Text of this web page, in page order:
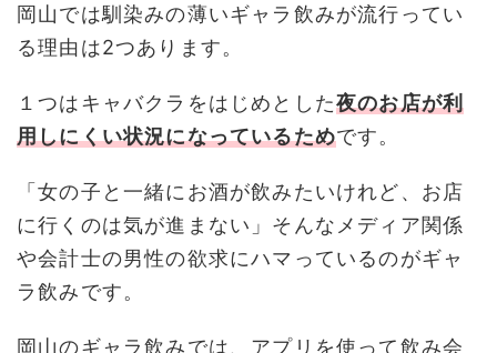
岡山では馴染みの薄いギャラ飲みが流行ってい
る理由は2つあります。
１つはキャバクラをはじめとした夜のお店が利
用しにくい状況になっているためです。
「女の子と一緒にお酒が飲みたいけれど、お店
に行くのは気が進まない」そんなメディア関係
や会計士の男性の欲求にハマっているのがギャ
ラ飲みです。
岡山のギャラ飲みでは、アプリを使って飲み会